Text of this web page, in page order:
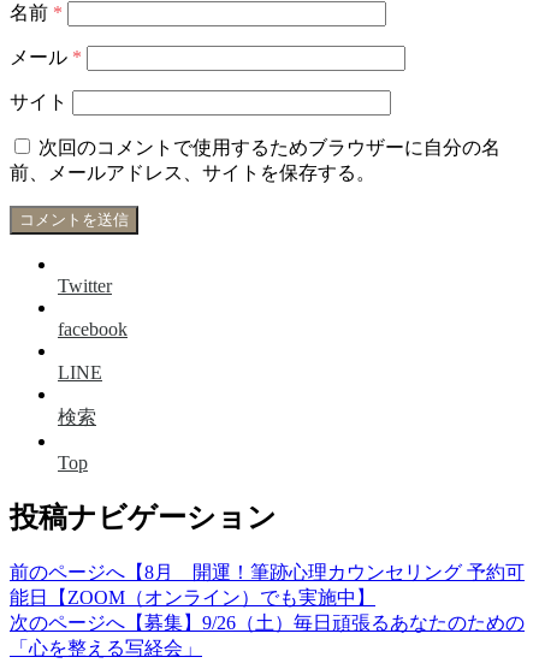
名前 *
メール *
サイト
次回のコメントで使用するためブラウザーに自分の名
前、メールアドレス、サイトを保存する。
Twitter
facebook
LINE
検索
Top
投稿ナビゲーション
前のページへ 【8月 開運！筆跡心理カウンセリング 予約可
能日【ZOOM（オンライン）でも実施中】
次のページへ 【募集】9/26（土）毎日頑張るあなたのための
「心を整える写経会」